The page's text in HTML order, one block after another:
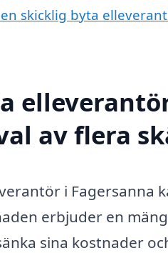
skicklig byta
av flera
i Fagersanna
erbjuder en
sina kostnader